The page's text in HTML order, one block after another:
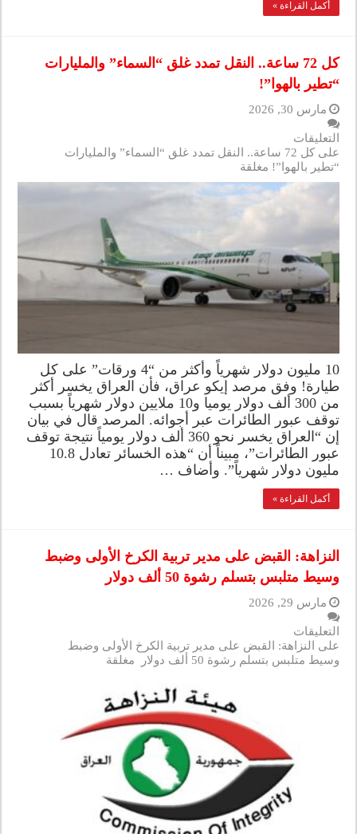
أكمل القراءة »
كل 72 ساعة.. النقل تمدد غلق “السماء” والمليارات
“تطير بالهوا”!
مارس 30, 2026
التعليقات
على كل 72 ساعة.. النقل تمدد غلق “السماء” والمليارات
“تطير بالهوا”! مغلقة
10 مليون دولار شهرياً وأكثر من “4 ورقات” على كل
طيارة! وفق مرصد إيكو عراق، فأن العراق يخسر أكثر
من 300 ألف دولار يوميا و10 ملايين دولار شهرياً بسبب
توقف عبور الطائرات عبر أجوائه. المرصد قال في بيان
إن “العراق يخسر نحو 360 ألف دولار يومياً نتيجة توقف
عبور الطائرات”، مبيناً أن “هذه الخسائر تعادل 10.8
مليون دولار شهرياً”. وأضاف …
أكمل القراءة »
النزاهة: القبض على مدير تربية الكرخ الأولى وضبط
وسيط متلبس بتسلم رشوة 50 ألف دولار
مارس 29, 2026
التعليقات
على النزاهة: القبض على مدير تربية الكرخ الأولى وضبط
وسيط متلبس بتسلم رشوة 50 ألف دولار مغلقة